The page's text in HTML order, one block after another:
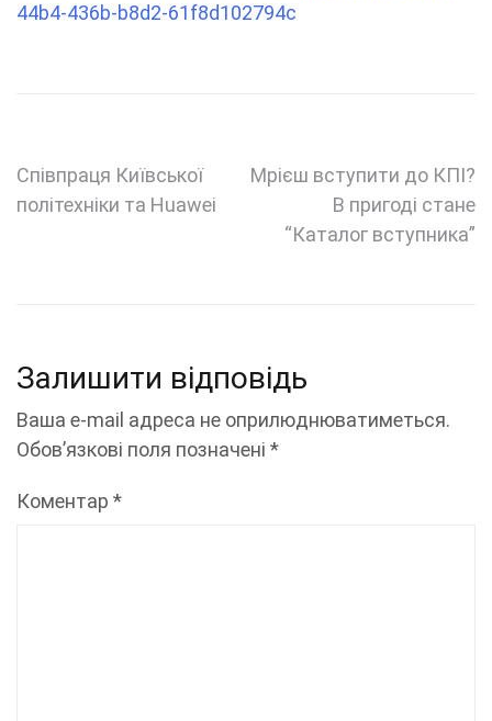
44b4-436b-b8d2-61f8d102794c
Навігація
записів
Співпраця Київської
політехніки та Huawei
Мрієш вступити до КПІ?
В пригоді стане
“Каталог вступника”
Залишити відповідь
Ваша e-mail адреса не оприлюднюватиметься.
Обов’язкові поля позначені *
Коментар *